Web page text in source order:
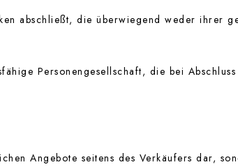
abschließt, die überwiegend weder ihrer
Personengesellschaft, die bei Abschluss
Angebote seitens des Verkäufers dar,